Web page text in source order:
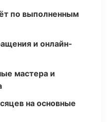
по выполненным
и онлайн-
мастера и
на основные